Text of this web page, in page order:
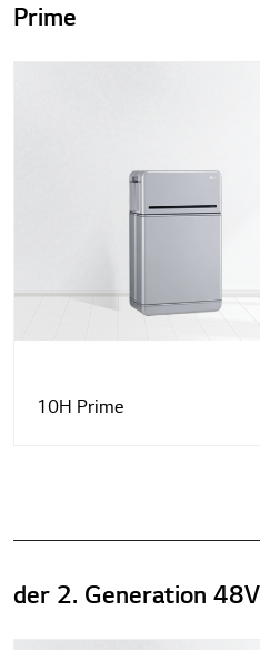
Prime
10H Prime
der 2. Generation 48V